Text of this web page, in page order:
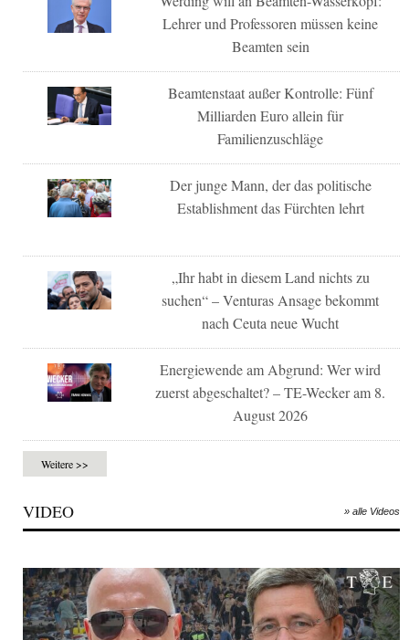
Lehrer und Professoren müssen keine
Beamten sein
Beamtenstaat außer Kontrolle: Fünf
Milliarden Euro allein für
Familienzuschläge
Der junge Mann, der das politische
Establishment das Fürchten lehrt
„Ihr habt in diesem Land nichts zu
suchen“ – Venturas Ansage bekommt
nach Ceuta neue Wucht
Energiewende am Abgrund: Wer wird
zuerst abgeschaltet? – TE-Wecker am 8.
August 2026
Weitere >>
VIDEO » alle Videos